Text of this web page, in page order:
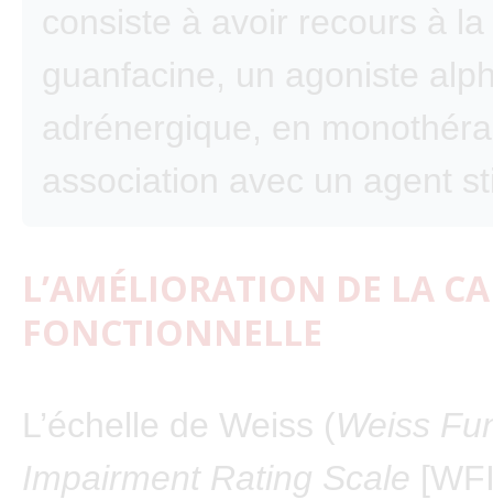
consiste à avoir recours à la
guanfacine, un agoniste
adrénergique, en
association avec un agent
L’AMÉLIORATION DE LA
FONCTIONNELLE
L’échelle de Weiss (Weiss
Impairment Rating Scale